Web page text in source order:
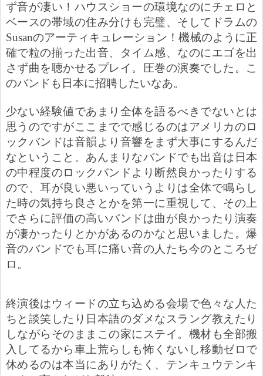
ず音が凄い！ハウスショーの環境なのにチェロと
ベースの帯域の住み分けも完璧、そしてドラムの
Susanのアーティキュレーション！機械のように正
確で粒の揃った出音、タイム感、なのにエゴを出
さず曲を聴かせるプレイ。圧巻の演奏でした。こ
のバンドも日本に招聘したいなあ。
少ない経験値であまり全体を語るべきでないとは
思うのですがここまでで感じるのはアメリカのロ
ックバンドは音韻より音響をまず大事にするんだ
なということ。あんまりなバンドでも出音は日本
の中程度のロックバンドより断然良かったりする
ので、耳が良い悪いっていうよりは全体で鳴らし
た時の気持ち良さとかを第一に重視して、その上
でさらに評価の高いバンドは曲が良かったり演奏
が凄かったりとかがあるのかなと思いました。爆
音のバンドでも耳に痛い音の人たち今のところゼ
ロ。
終演後はウィードの立ち込める会場で色々な人た
ちと談笑したり日本語のダメなスラング教えたり
しながらそのままこの家にステイ。機材も全部搬
入してるから車上荒らしも怖くないし移動ゼロで
休めるのは本当にありがたく、テンキュウテンキ